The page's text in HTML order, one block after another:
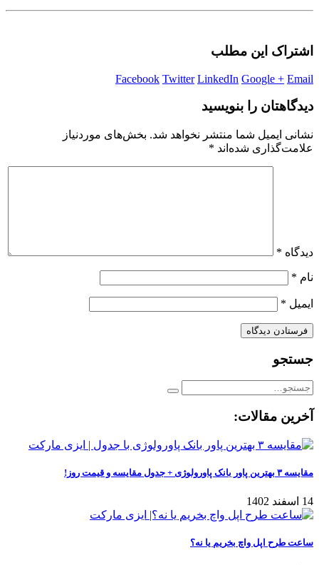
اشتراک این مطلب
Facebook Twitter LinkedIn Google + Email
دیدگاهتان را بنویسید
نشانی ایمیل شما منتشر نخواهد شد. بخش‌های موردنیاز
علامت‌گذاری شده‌اند *
دیدگاه *
نام *
ایمیل *
جستجو
آخرین مقالات:
مقایسه ۳ بهترین پاور بانک پاورولوژی + جدول مقایسه و قیمت روز!
14 اسفند 1402
ساعت طرح اپل واچ بخریم یا نه؟